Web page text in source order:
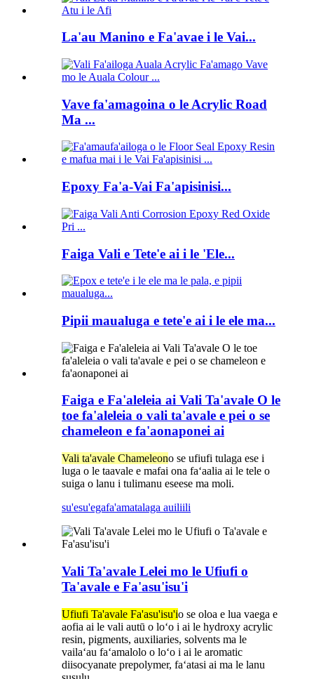
La'au Manino e Fa'avae i le Vai...
Vave fa'amagoina o le Acrylic Road
Ma ...
Epoxy Fa'a-Vai Fa'apisinisi...
Faiga Vali e Tete'e ai i le 'Ele...
Pipii maualuga e tete'e ai i le ele ma...
Faiga e Fa'aleleia ai Vali Ta'avale O le
toe fa'aleleia o vali ta'avale e pei o se
chameleon e fa'aonaponei ai
Vali ta'avale Chameleono se ufiufi tulaga ese i
luga o le taavale e mafai ona faʻaalia ai le tele o
suiga o lanu i tulimanu eseese ma moli.
su'esu'egafa'amatalaga auiliili
Vali Ta'avale Lelei mo le Ufiufi o
Ta'avale e Fa'asu'isu'i
Ufiufi Ta'avale Fa'asu'isu'io se oloa e lua vaega e
aofia ai le vali autū o loʻo i ai le hydroxy acrylic
resin, pigments, auxiliaries, solvents ma le
vailaʻau faʻamalolo o loʻo i ai le aromatic
diisocyanate prepolymer, faʻatasi ai ma le lanu